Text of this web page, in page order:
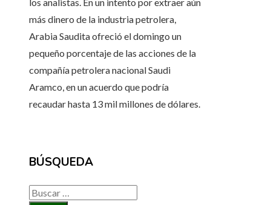
los analistas. En un intento por extraer aún
más dinero de la industria petrolera,
Arabia Saudita ofreció el domingo un
pequeño porcentaje de las acciones de la
compañía petrolera nacional Saudi
Aramco, en un acuerdo que podría
recaudar hasta 13 mil millones de dólares.
BÚSQUEDA
Buscar: